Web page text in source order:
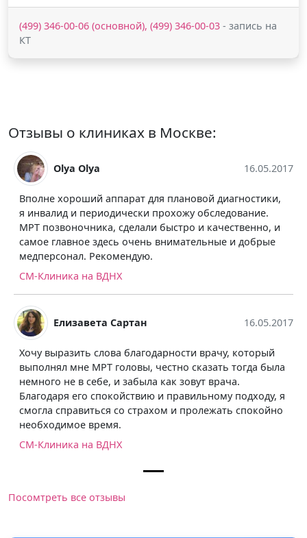
(499) 346-00-06 (основной), (499) 346-00-03 - запись на
КТ
Отзывы о клиниках в Москве:
Olya Olya 16.05.2017
Вполне хороший аппарат для плановой диагностики,
я инвалид и периодически прохожу обследование.
МРТ позвоночника, сделали быстро и качественно, и
самое главное здесь очень внимательные и добрые
медперсонал. Рекомендую.
СМ-Клиника на ВДНХ
Елизавета Сартан 16.05.2017
Хочу выразить слова благодарности врачу, который
выполнял мне МРТ головы, честно сказать тогда была
немного не в себе, и забыла как зовут врача.
Благодаря его спокойствию и правильному подходу, я
смогла справиться со страхом и пролежать спокойно
необходимое время.
СМ-Клиника на ВДНХ
Посомтреть все отзывы